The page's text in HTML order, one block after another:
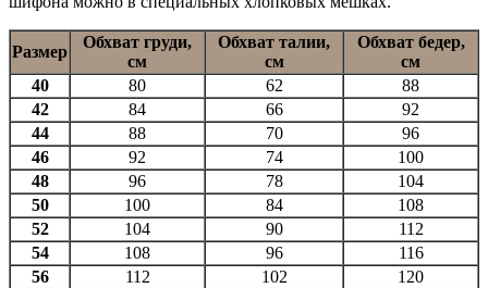
Размер
Обхват груди,
см
Обхват талии,
см
Обхват бедер,
см
40
80 62
88
42
84 66
92
44
88 70
96
46
92 74
100
48
96 78
104
50
100 84
108
52
104 90
112
54
108 96
116
56
112 102
120